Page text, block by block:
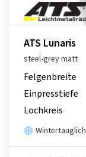
ATS Lunaris
steel-grey matt
Felgenbreite
Einpresstiefe
Lochkreis
Wintertauglich